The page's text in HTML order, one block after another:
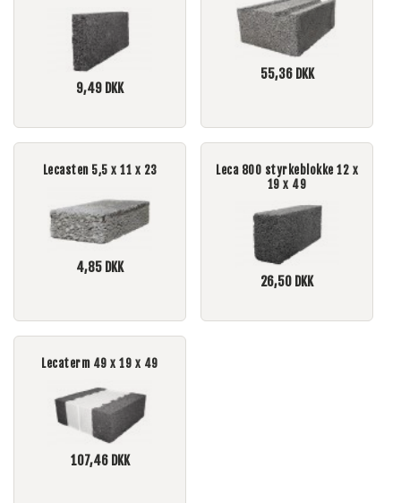
9,49 DKK
55,36DKK
Lecasten 5,5 x 11 x 23
4,85 DKK
Leca 800 styrkeblokke 12 x
19 x 49
26,50 DKK
Lecaterm 49 x 19 x 49
107,46DKK